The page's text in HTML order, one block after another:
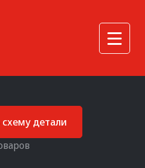
схему детали